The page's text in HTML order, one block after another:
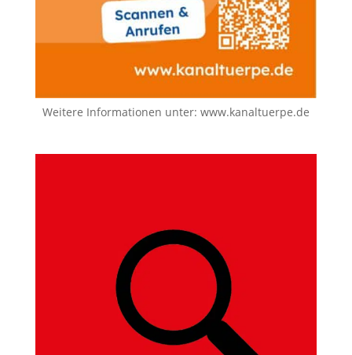
Weitere Informationen unter: www.kanaltuerpe.de